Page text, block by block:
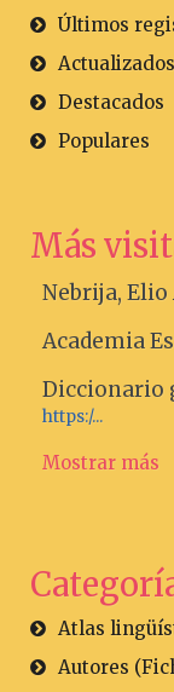
Últimos
Destacados
Populares
Más
Nebrija, Elio
Academia
Diccionario
https:/...
Mostrar más
Atlas
Autores